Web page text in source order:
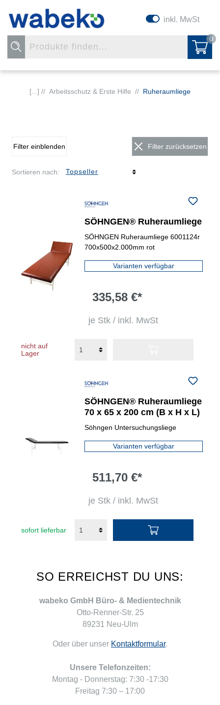
inkl. MwSt
0
[...] // Arbeitsschutz & Erste Hilfe // Ruheraumliege
Filter einblenden Filter zurücksetzen
Sortieren nach:
SÖHNGEN® Ruheraumliege
SÖHNGEN Ruheraumliege 6001124r
700x500x2.000mm rot
Varianten verfügbar
335,58 €*
je Stk / inkl. MwSt
nicht auf
Lager
SÖHNGEN® Ruheraumliege
70 x 65 x 200 cm (B x H x L)
Söhngen Untersuchungsliege
Varianten verfügbar
511,70 €*
je Stk / inkl. MwSt
sofort lieferbar
SO ERREICHST DU UNS:
wabeko GmbH Büro- & Medientechnik
Otto-Renner-Str. 25
89231 Neu-Ulm
Oder über unser Kontaktformular.
Unsere Telefonzeiten:
Montag - Donnerstag: 7:30 -17:30
Freitag 7:30 – 17:00